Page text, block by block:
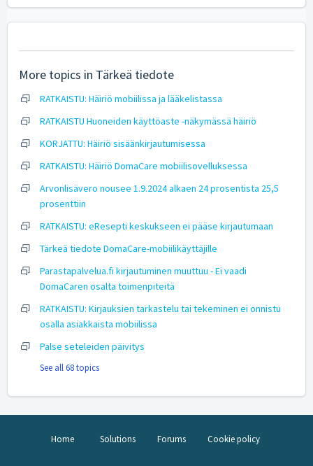
More topics in Tärkeä tiedote
RATKAISTU: Häiriö mobiilissa ja lääkelistassa
RATKAISTU Huoneiden käyttöaste -näkymässä häiriö
KORJATTU: Häiriö sisäänkirjautumisessa
RATKAISTU: Häiriö DomaCare mobiilisovelluksessa
Arvonlisävero nousee 1.9.2024 alkaen 24 prosentista 25,5
prosenttiin
RATKAISTU: eResepti keskukseen ei pääse kirjautumaan
Tärkeä tiedote DomaCare-mobiilikäyttäjille
Parastapalvelua.fi kirjautuminen muuttuu - Ei vaadi
DomaCaren osalta toimenpiteitä
RATKAISTU: Kirjauksien tarkastelu tai tekeminen ei onnistu
osalla asiakkaista mobiilissa
Palse seteleiden päivitys
See all 68 topics
Home Solutions Forums Cookie policy